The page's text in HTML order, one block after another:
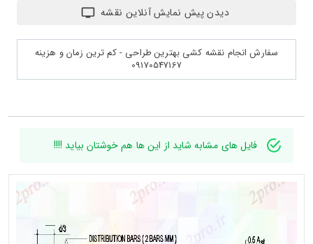
دیدن پیش نمایش آنلاین نقشه
سفارش انجام نقشه کشی بهترین طراحی - کم ترین زمان و هزینه
09170547167
فایل های مشابه شاید از این ها هم خوشتان بیاید !!!!